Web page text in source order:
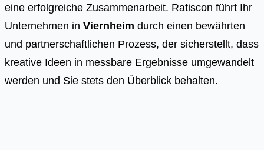
eine erfolgreiche Zusammenarbeit. Ratiscon führt Ihr
Unternehmen in Viernheim durch einen bewährten
und partnerschaftlichen Prozess, der sicherstellt, dass
kreative Ideen in messbare Ergebnisse umgewandelt
werden und Sie stets den Überblick behalten.